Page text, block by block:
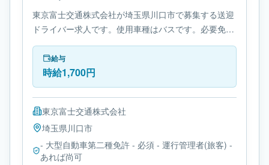
東京富士交通株式会社が埼玉県川口市で募集する送迎
ドライバー求人です。使用車種はバスです。必要免許
は- 大型自動車第二種免許です。
給与
時給1,700円
東京富士交通株式会社
埼玉県川口市
- 大型自動車第二種免許 - 必須 - 運行管理者(旅客) -
あれば尚可